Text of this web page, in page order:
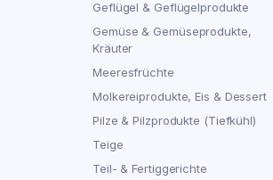
Geflügel & Geflügelprodukte
Gemüse & Gemüseprodukte,
Kräuter
Meeresfrüchte
Molkereiprodukte, Eis & Dessert
Pilze & Pilzprodukte (Tiefkühl)
Teige
Teil- & Fertiggerichte